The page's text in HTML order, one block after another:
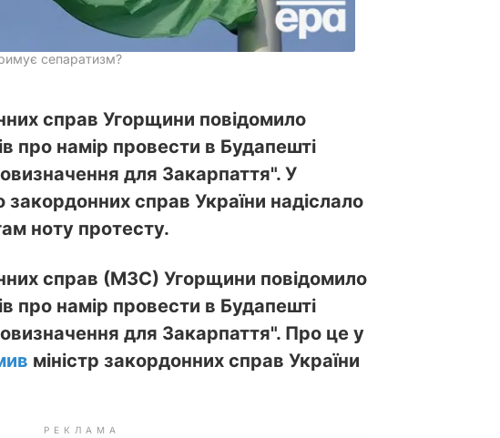
сепаратизм?
справ Угорщини повідомило
про намір провести в Будапешті
для Закарпаття". У
закордонних справ України надіслало
ноту протесту.
справ (МЗС) Угорщини повідомило
про намір провести в Будапешті
для Закарпаття". Про це у
міністр закордонних справ України
РЕКЛАМА